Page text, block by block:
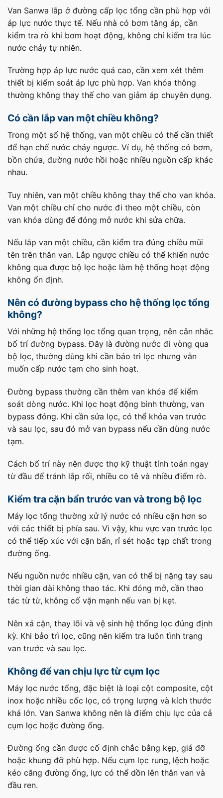
Van Sanwa lắp ở đường cấp lọc tổng cần phù hợp với
áp lực nước thực tế. Nếu nhà có bơm tăng áp, cần
kiểm tra rò khi bơm hoạt động, không chỉ kiểm tra lúc
nước chảy tự nhiên.
Trường hợp áp lực nước quá cao, cần xem xét thêm
thiết bị kiểm soát áp lực phù hợp. Van khóa thông
thường không thay thế cho van giảm áp chuyên dụng.
Có cần lắp van một chiều không?
Trong một số hệ thống, van một chiều có thể cần thiết
để hạn chế nước chảy ngược. Ví dụ, hệ thống có bơm,
bồn chứa, đường nước hồi hoặc nhiều nguồn cấp khác
nhau.
Tuy nhiên, van một chiều không thay thế cho van khóa.
Van một chiều chỉ cho nước đi theo một chiều, còn
van khóa dùng để đóng mở nước khi sửa chữa.
Nếu lắp van một chiều, cần kiểm tra đúng chiều mũi
tên trên thân van. Lắp ngược chiều có thể khiến nước
không qua được bộ lọc hoặc làm hệ thống hoạt động
không ổn định.
Nên có đường bypass cho hệ thống lọc tổng
không?
Với những hệ thống lọc tổng quan trọng, nên cân nhắc
bố trí đường bypass. Đây là đường nước đi vòng qua
bộ lọc, thường dùng khi cần bảo trì lọc nhưng vẫn
muốn cấp nước tạm cho sinh hoạt.
Đường bypass thường cần thêm van khóa để kiểm
soát dòng nước. Khi lọc hoạt động bình thường, van
bypass đóng. Khi cần sửa lọc, có thể khóa van trước
và sau lọc, sau đó mở van bypass nếu cần dùng nước
tạm.
Cách bố trí này nên được thợ kỹ thuật tính toán ngay
từ đầu để tránh lắp rối, nhiều co tê và nhiều điểm rò.
Kiểm tra cặn bẩn trước van và trong bộ lọc
Máy lọc tổng thường xử lý nước có nhiều cặn hơn so
với các thiết bị phía sau. Vì vậy, khu vực van trước lọc
có thể tiếp xúc với cặn bẩn, rỉ sét hoặc tạp chất trong
đường ống.
Nếu nguồn nước nhiều cặn, van có thể bị nặng tay sau
thời gian dài không thao tác. Khi đóng mở, cần thao
tác từ từ, không cố vặn mạnh nếu van bị kẹt.
Nên xả cặn, thay lõi và vệ sinh hệ thống lọc đúng định
kỳ. Khi bảo trì lọc, cũng nên kiểm tra luôn tình trạng
van trước và sau lọc.
Không để van chịu lực từ cụm lọc
Máy lọc nước tổng, đặc biệt là loại cột composite, cột
inox hoặc nhiều cốc lọc, có trọng lượng và kích thước
khá lớn. Van Sanwa không nên là điểm chịu lực của cả
cụm lọc hoặc đường ống.
Đường ống cần được cố định chắc bằng kẹp, giá đỡ
hoặc khung đỡ phù hợp. Nếu cụm lọc rung, lệch hoặc
kéo căng đường ống, lực có thể dồn lên thân van và
đầu ren.